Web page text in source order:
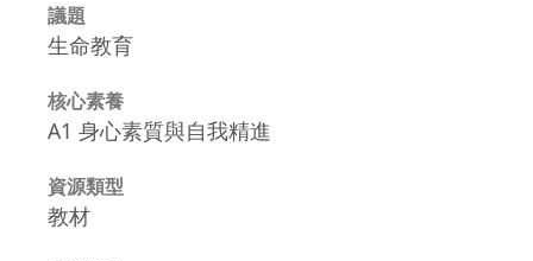
議題
生命教育
核心素養
A1 身心素質與自我精進
資源類型
教材